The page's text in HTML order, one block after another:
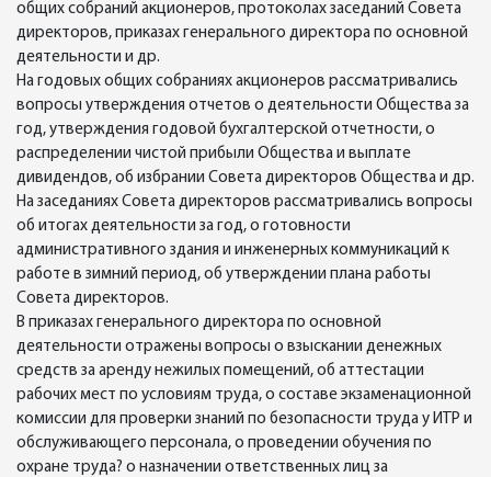
общих собраний акционеров, протоколах заседаний Совета
директоров, приказах генерального директора по основной
деятельности и др.
На годовых общих собраниях акционеров рассматривались
вопросы утверждения отчетов о деятельности Общества за
год, утверждения годовой бухгалтерской отчетности, о
распределении чистой прибыли Общества и выплате
дивидендов, об избрании Совета директоров Общества и др.
На заседаниях Совета директоров рассматривались вопросы
об итогах деятельности за год, о готовности
административного здания и инженерных коммуникаций к
работе в зимний период, об утверждении плана работы
Совета директоров.
В приказах генерального директора по основной
деятельности отражены вопросы о взыскании денежных
средств за аренду нежилых помещений, об аттестации
рабочих мест по условиям труда, о составе экзаменационной
комиссии для проверки знаний по безопасности труда у ИТР и
обслуживающего персонала, о проведении обучения по
охране труда? о назначении ответственных лиц за